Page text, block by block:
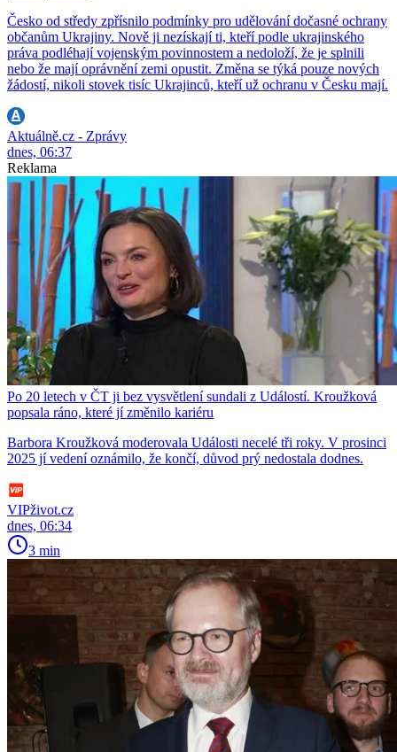
Česko od středy zpřísnilo podmínky pro udělování dočasné ochrany
občanům Ukrajiny. Nově ji nezískají ti, kteří podle ukrajinského
práva podléhají vojenským povinnostem a nedoloží, že je splnili
nebo že mají oprávnění zemi opustit. Změna se týká pouze nových
žádostí, nikoli stovek tisíc Ukrajinců, kteří už ochranu v Česku mají.
Aktuálně.cz - Zprávy
dnes, 06:37
Reklama
Po 20 letech v ČT ji bez vysvětlení sundali z Událostí. Kroužková
popsala ráno, které jí změnilo kariéru
Barbora Kroužková moderovala Události necelé tři roky. V prosinci
2025 jí vedení oznámilo, že končí, důvod prý nedostala dodnes.
VIPživot.cz
dnes, 06:34
3 min